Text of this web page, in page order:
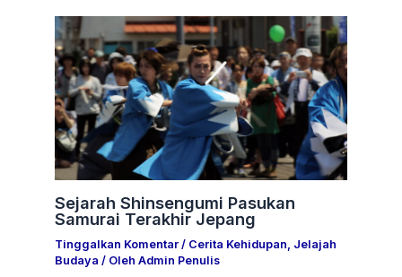
Sejarah Shinsengumi Pasukan
Samurai Terakhir Jepang
Tinggalkan Komentar / Cerita Kehidupan, Jelajah
Budaya / OlehAdmin Penulis